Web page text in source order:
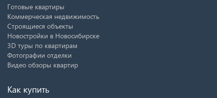
Готовые квартиры
Коммерческая недвижимость
Строящиеся объекты
Новостройки в Новосибирске
3D туры по квартирам
Фотографии отделки
Видео обзоры квартир
Как купить